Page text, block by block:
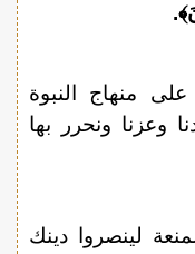
منهاج النبوة
وعزنا ونحرر بها
لينصروا دينك